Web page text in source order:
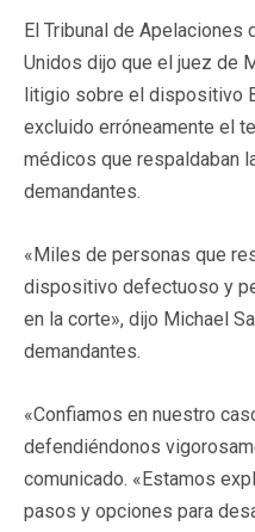
El Tribunal de Apelaciones
Unidos dijo que el juez de
litigio sobre el dispositivo
excluido erróneamente el
médicos que respaldaban
demandantes.
«Miles de personas que
dispositivo defectuoso y
en la corte», dijo Michael
demandantes.
«Confiamos en nuestro
defendiéndonos
comunicado. «Estamos
pasos y opciones para